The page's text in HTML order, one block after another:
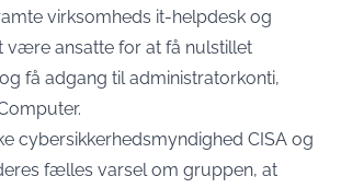
virksomheds it-helpdesk og
være ansatte for at få nulstillet
få adgang til administratorkonti,
.
cybersikkerhedsmyndighed CISA og
fælles varsel om gruppen, at